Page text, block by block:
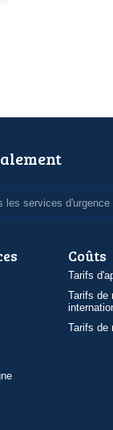
les services d'urgence
Coûts
Tarifs
Tarifs de
Tarifs de